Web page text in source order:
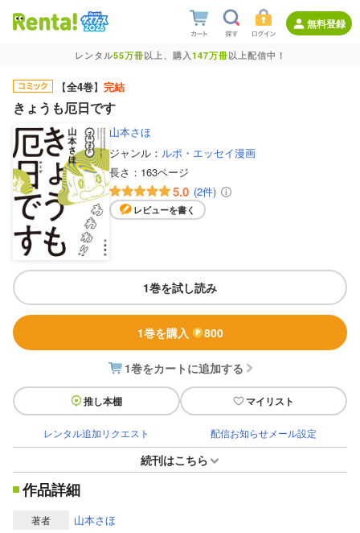
無料登録
レンタル55万冊以上、購入147万冊以上配信中！
【全4巻】 完結
きょうも厄日です
山本さほ
ジャンル： ルポ・エッセイ漫画
長さ： 163ページ
5.0 (2件)
レビューを書く
1巻を試し読み
1巻を購入 800
1巻をカートに追加する
推し本棚 マイリスト
レンタル追加リクエスト 配信お知らせメール設定
続刊はこちら
作品詳細
著者 山本さほ